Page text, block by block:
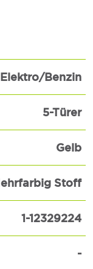
Benzin
5-Türer
Gelb
Stoff
1-12329224
-